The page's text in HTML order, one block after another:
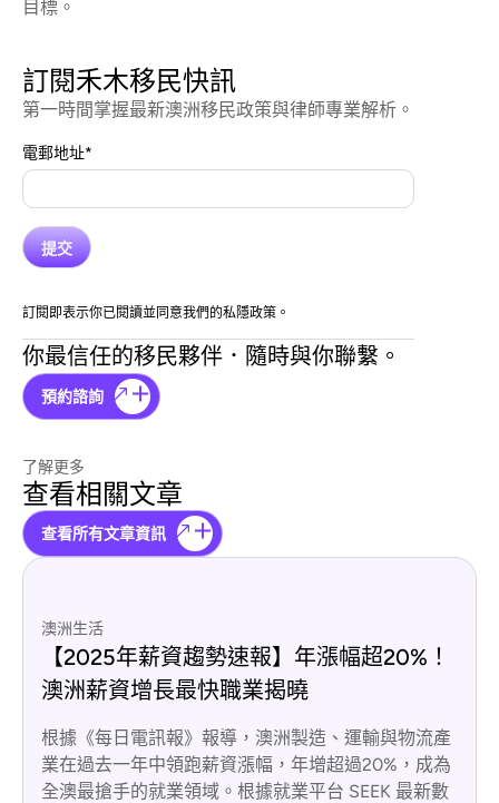
訂閱禾木移民快訊
第一時間掌握最新澳洲移民政策與律師專業解析。
電郵地址*
訂閱即表示你已閱讀並同意我們的私隱政策。
你最信任的移民夥伴．隨時與你聯繫。
預約諮詢
目標。
了解更多
查看相關文章
查看所有文章資訊
澳洲生活
【2025年薪資趨勢速報】年漲幅超20%！
澳洲薪資增長最快職業揭曉
根據《每日電訊報》報導，澳洲製造、運輸與物流產
業在過去一年中領跑薪資漲幅，年增超過20%，成為
全澳最搶手的就業領域。根據就業平台 SEEK 最新數